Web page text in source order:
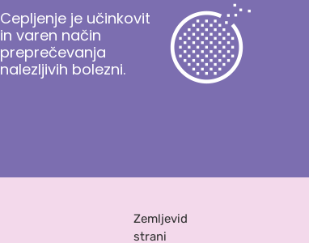
Cepljenje je učinkovit
in varen način
preprečevanja
nalezljivih bolezni.
Zemljevid
strani